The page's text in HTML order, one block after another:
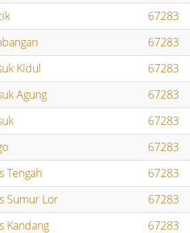
67283
67283
Kidul
67283
Agung
67283
67283
67283
Tengah
67283
Sumur Lor
67283
Kandang 67283